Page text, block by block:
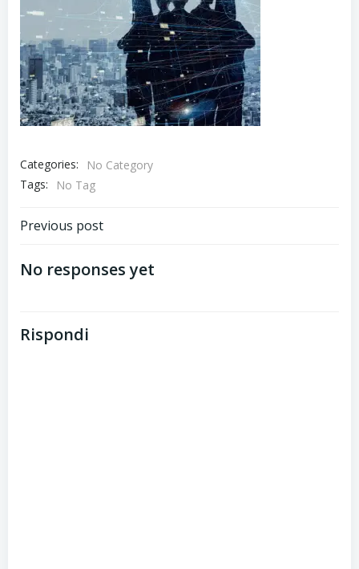
Categories:
No Category
Tags:
No Tag
Post
navigation
Previous post
No responses yet
Rispondi